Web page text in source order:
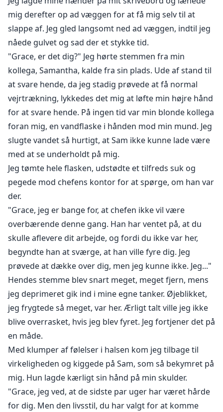
mig derefter op ad væggen for at få mig selv til at
slappe af. Jeg gled langsomt ned ad væggen, indtil jeg
nåede gulvet og sad der et stykke tid.
"Grace, er det dig?" Jeg hørte stemmen fra min
kollega, Samantha, kalde fra sin plads. Ude af stand til
at svare hende, da jeg stadig prøvede at få normal
vejrtrækning, lykkedes det mig at løfte min højre hånd
for at svare hende. På ingen tid var min blonde kollega
foran mig, en vandflaske i hånden mod min mund. Jeg
slugte vandet så hurtigt, at Sam ikke kunne lade være
med at se underholdt på mig.
Jeg tømte hele flasken, udstødte et tilfreds suk og
pegede mod chefens kontor for at spørge, om han var
der.
"Grace, jeg er bange for, at chefen ikke vil være
overbærende denne gang. Han har ventet på, at du
skulle aflevere dit arbejde, og fordi du ikke var her,
begyndte han at sværge, at han ville fyre dig. Jeg
prøvede at dække over dig, men jeg kunne ikke. Jeg..."
Hendes stemme blev snart meget, meget fjern, mens
jeg deprimeret gik ind i mine egne tanker. Øjeblikket,
jeg frygtede så meget, var her. Ærligt talt ville jeg ikke
blive overrasket, hvis jeg blev fyret. Jeg fortjener det på
en måde.
Med klumper af følelser i halsen kom jeg tilbage til
virkeligheden og kiggede på Sam, som så bekymret på
mig. Hun lagde kærligt sin hånd på min skulder.
"Grace, jeg ved, at de sidste par uger har været hårde
for dig. Men den livsstil, du har valgt for at komme